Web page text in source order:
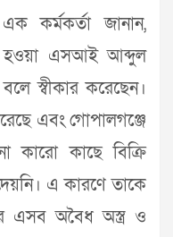
কর্মকর্তা জানান,
হওয়া এসআই আব্দুল
স্বীকার করেছেন।
এবং গোপালগঞ্জে
কারো কাছে বিক্রি
এ কারণে তাকে
এসব অবৈধ অস্ত্র ও